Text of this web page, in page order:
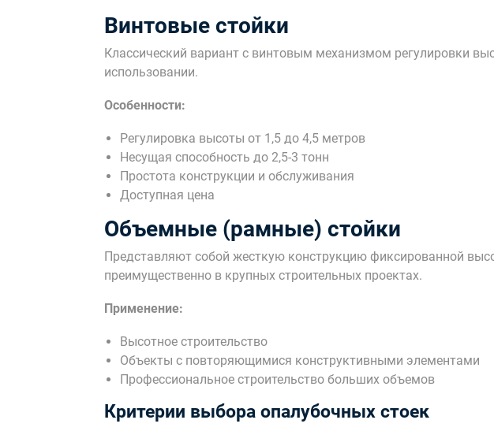
Винтовые стойки
Классический вариант с винтовым механизмом регулировки
использовании.
Особенности:
Регулировка высоты от 1,5 до 4,5 метров
Несущая способность до 2,5-3 тонн
Простота конструкции и обслуживания
Доступная цена
Объемные (рамные) стойки
Представляют собой жесткую конструкцию фиксированной
преимущественно в крупных строительных проектах.
Применение:
Высотное строительство
Объекты с повторяющимися конструктивными элементами
Профессиональное строительство больших объемов
Критерии выбора опалубочных стоек